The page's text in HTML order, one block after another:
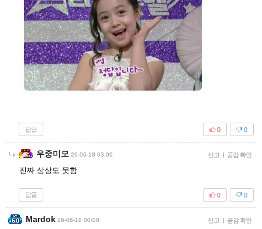
답글 0
0
우중미모 26-06-18 03:09 신고 | 공감 확인
진짜 상상도 못함
답글 0
0
Mardok 26-06-18 00:08 신고 | 공감 확인